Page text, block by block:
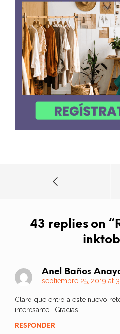
43 replies on “
Anel Baños
septiembre 25, 2019 at
Claro que entro a este nuevo
interesante… Gracias
RESPONDER